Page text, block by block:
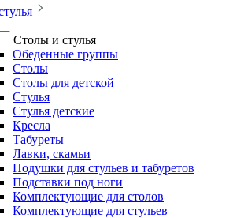
Столы и стулья
Обеденные группы
Столы
Столы для детской
Стулья
Стулья детские
Кресла
Табуреты
Лавки, скамьи
Подушки для стульев и табуретов
Подставки под ноги
Комплектующие для столов
Комплектующие для стульев